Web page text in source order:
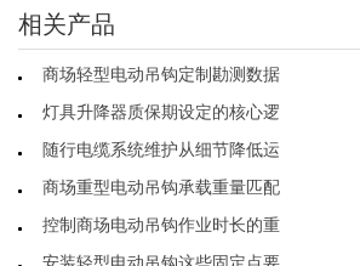
相关产品
商场轻型电动吊钩定制勘测数据
灯具升降器质保期设定的核心逻
随行电缆系统维护从细节降低运
商场重型电动吊钩承载重量匹配
控制商场电动吊钩作业时长的重